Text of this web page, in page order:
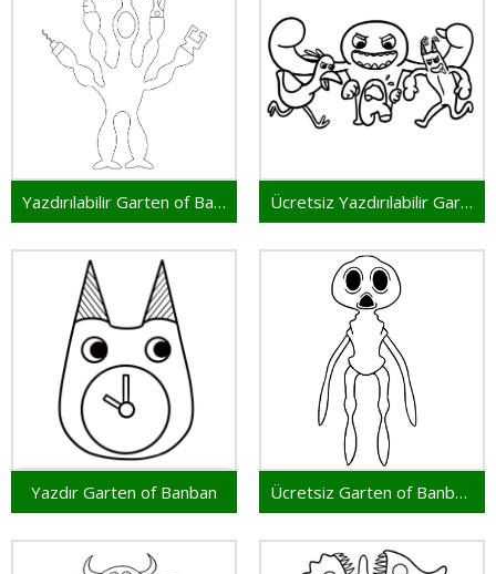
Yazdırılabilir Garten of Banban Bedava Ücretsiz Yazdırılabilir Garten of Banban
Yazdır Garten of Banban Ücretsiz Garten of Banban Yazdırılabilir